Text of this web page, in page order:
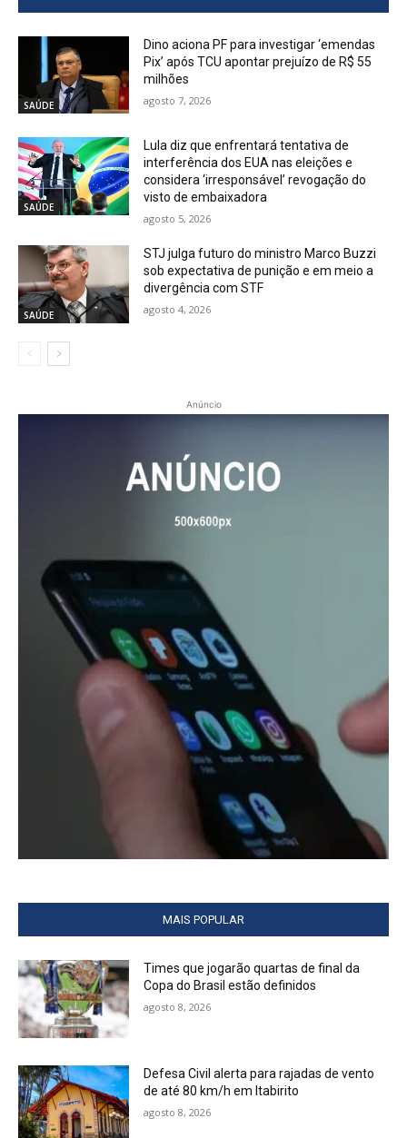
SAÚDE
Dino aciona PF para investigar ‘emendas
Pix’ após TCU apontar prejuízo de R$ 55
milhões
agosto 7, 2026
SAÚDE
Lula diz que enfrentará tentativa de
interferência dos EUA nas eleições e
considera ‘irresponsável’ revogação do
visto de embaixadora
agosto 5, 2026
SAÚDE
STJ julga futuro do ministro Marco Buzzi
sob expectativa de punição e em meio a
divergência com STF
agosto 4, 2026
Anúncio
MAIS POPULAR
Times que jogarão quartas de final da
Copa do Brasil estão definidos
agosto 8, 2026
Defesa Civil alerta para rajadas de vento
de até 80 km/h em Itabirito
agosto 8, 2026